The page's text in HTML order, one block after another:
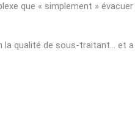
que « simplement »
la qualité de sous-traitant… et